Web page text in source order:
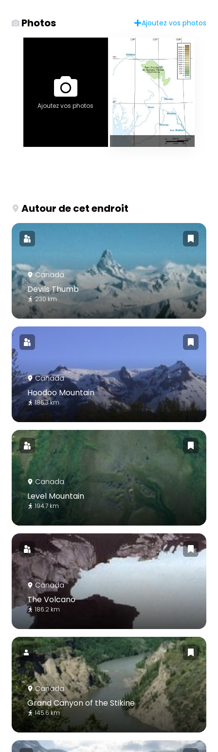
Photos Ajoutez vos photos
Ajoutez vos photos
Autour de cet endroit
Canada
Devils Thumb
230 km
Canada
Hoodoo Mountain
186.3 km
Canada
Level Mountain
194.7 km
Canada
The Volcano
186.2 km
Canada
Grand Canyon of the Stikine
145.6 km